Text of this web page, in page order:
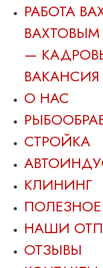
РАБОТА
—
ВАКАНСИЯ
О НАС
СТРОЙКА
КЛИНИНГ
НАШИ
ОТЗЫВЫ